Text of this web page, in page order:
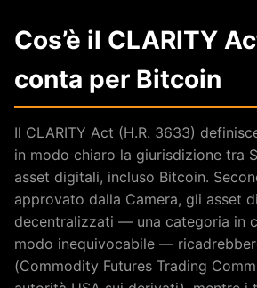
Cos’è il CLARITY
conta per Bitcoin
Il CLARITY Act (H.R. 3633)
in modo chiaro la giurisdizione tra
asset digitali, incluso Bitcoin.
approvato dalla Camera, gli asset
decentralizzati — una categoria in
modo inequivocabile —
(Commodity Futures Trading